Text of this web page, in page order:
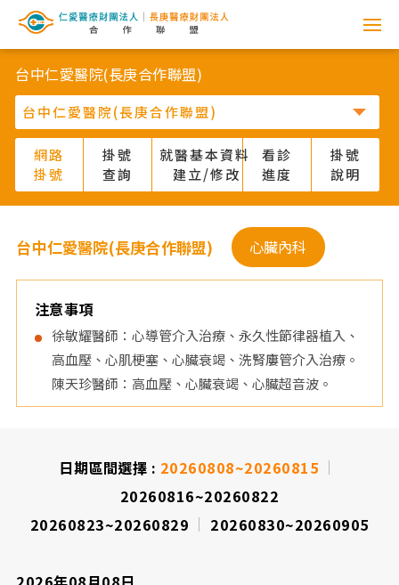
網
路
掛
號
系
統
-
仁
愛
醫
台中仁愛醫院(長庚合作聯盟)
網路
掛號
掛號
查詢
就醫基本資料
建立/修改
看診
進度
掛號
說明
台中仁愛醫院(長庚合作聯盟) 心臟內科
注意事項
徐敏耀醫師：心導管介入治療、永久性節律器植入、
高血壓、心肌梗塞、心臟衰竭、洗腎廔管介入治療。
陳天珍醫師：高血壓、心臟衰竭、心臟超音波。
日期區間選擇 : 20260808~20260815
20260816~20260822
20260823~20260829
20260830~20260905